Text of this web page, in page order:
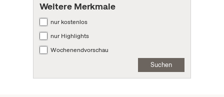
Weitere Merkmale
nur kostenlos
nur Highlights
Wochenendvorschau
Suchen